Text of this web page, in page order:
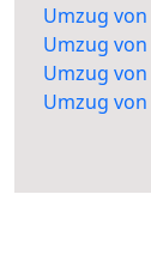
Umzug
Umzug
Umzug
Umzug